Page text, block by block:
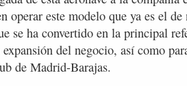
operar este modelo que ya es el
se ha convertido en la principal
del negocio, así como
de Madrid-Barajas.